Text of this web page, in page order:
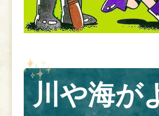
川や海が